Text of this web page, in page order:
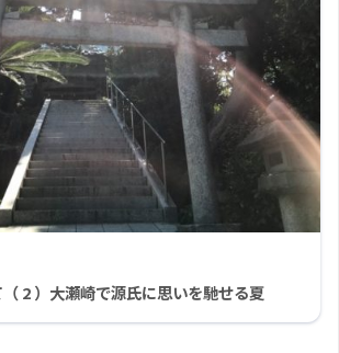
2 ）大瀬崎で源氏に思いを馳せる夏